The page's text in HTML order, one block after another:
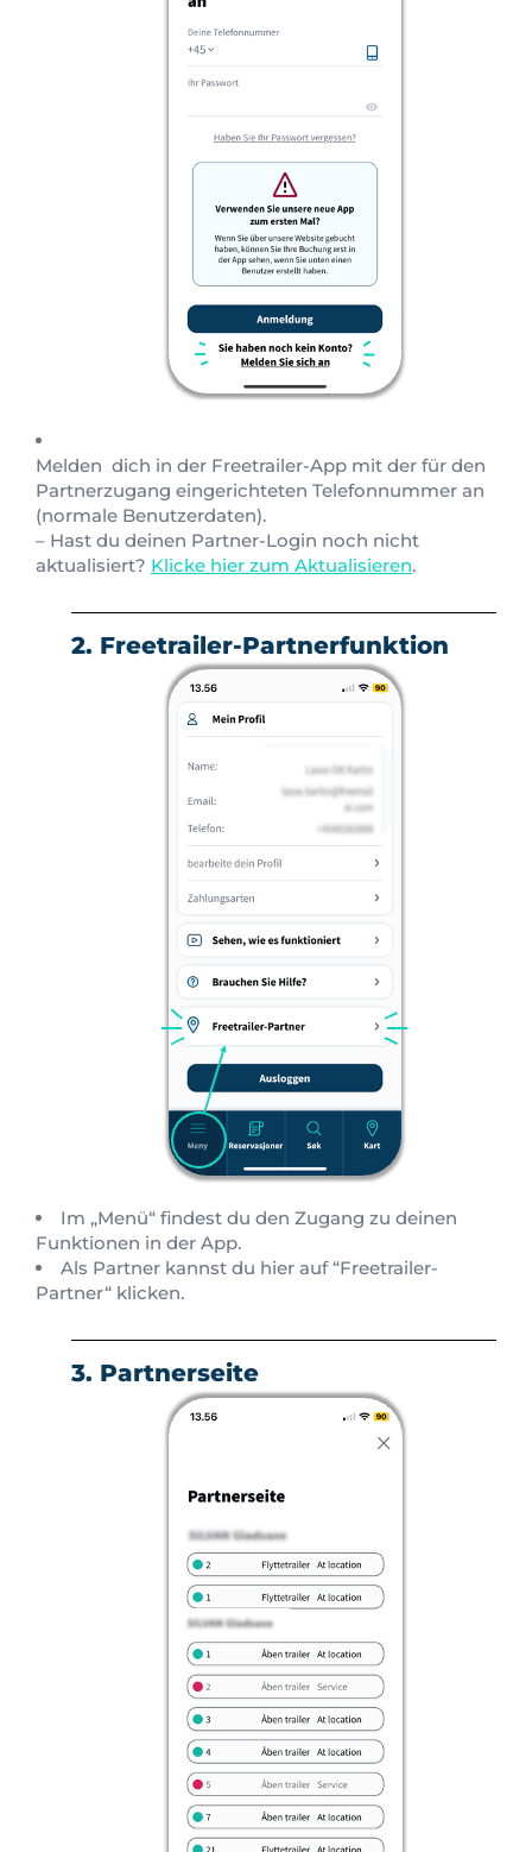
Melden dich in der Freetrailer-App mit der für den
Partnerzugang eingerichteten Telefonnummer an
(normale Benutzerdaten).
– Hast du deinen Partner-Login noch nicht
aktualisiert? Klicke hier zum Aktualisieren.
2. Freetrailer-Partnerfunktion
Im „Menü“ findest du den Zugang zu deinen
Funktionen in der App.
Als Partner kannst du hier auf “Freetrailer-
Partner“ klicken.
3. Partnerseite